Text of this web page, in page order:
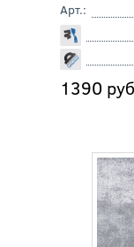
Арт.:
1390 руб